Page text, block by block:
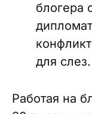
блогера
для слез.
Работая на